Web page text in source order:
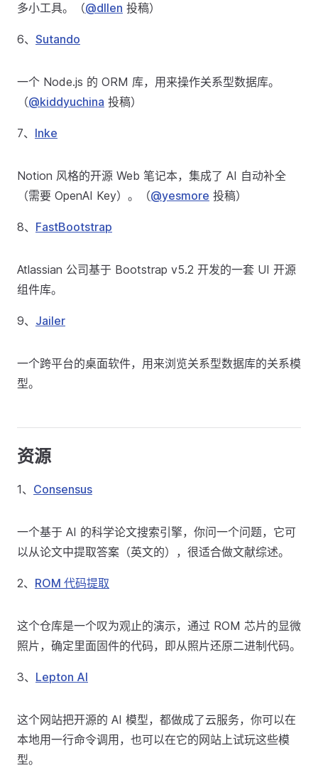
多小工具。（@dllen 投稿）
6、 Sutando
一个 Node.js 的 ORM 库，用来操作关系型数据库。
（@kiddyuchina 投稿）
7、 Inke
Notion 风格的开源 Web 笔记本，集成了 AI 自动补全
（需要 OpenAI Key）。（@yesmore 投稿）
8、 FastBootstrap
Atlassian 公司基于 Bootstrap v5.2 开发的一套 UI 开源
组件库。
9、 Jailer
一个跨平台的桌面软件，用来浏览关系型数据库的关系模
型。
资源
1、 Consensus
一个基于 AI 的科学论文搜索引擎，你问一个问题，它可
以从论文中提取答案（英文的），很适合做文献综述。
2、 ROM 代码提取
这个仓库是一个叹为观止的演示，通过 ROM 芯片的显微
照片，确定里面固件的代码，即从照片还原二进制代码。
3、 Lepton AI
这个网站把开源的 AI 模型，都做成了云服务，你可以在
本地用一行命令调用，也可以在它的网站上试玩这些模
型。